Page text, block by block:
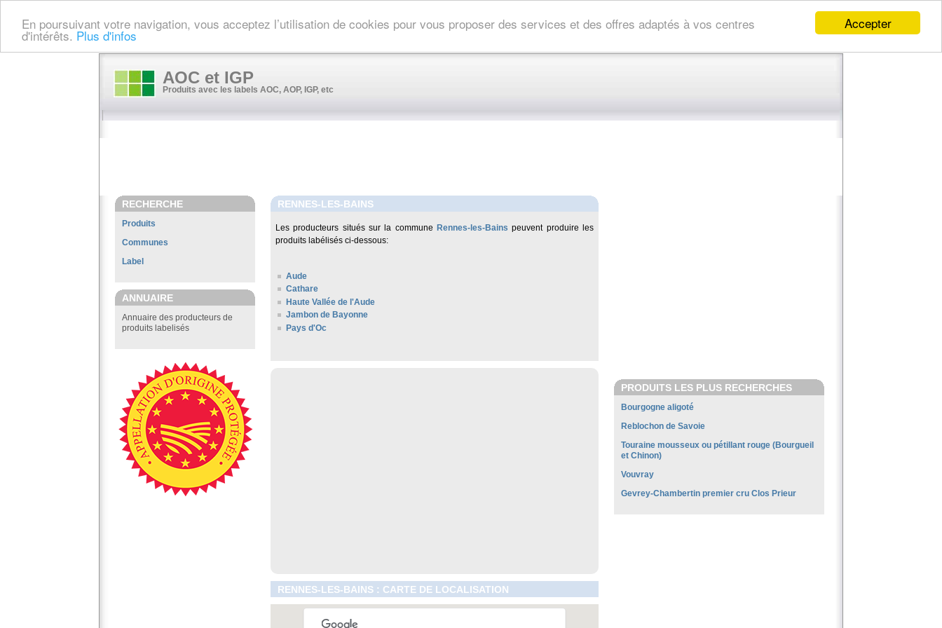
Accepter
En poursuivant votre navigation, vous acceptez l’utilisation de cookies pour vous proposer des services et des offres adaptés à vos centres
d'intérêts. Plus d'infos
AOC et IGP
Produits avec les labels AOC, AOP, IGP, etc
RECHERCHE
Produits
Communes
Label
ANNUAIRE
Annuaire des producteurs de
produits labelisés
RENNES-LES-BAINS
Les producteurs situés sur la commune Rennes-les-Bains peuvent produire les
produits labélisés ci-dessous:
Aude
Cathare
Haute Vallée de l'Aude
Jambon de Bayonne
Pays d'Oc
RENNES-LES-BAINS : CARTE DE LOCALISATION
PRODUITS LES PLUS RECHERCHES
Bourgogne aligoté
Reblochon de Savoie
Touraine mousseux ou pétillant rouge (Bourgueil
et Chinon)
Vouvray
Gevrey-Chambertin premier cru Clos Prieur